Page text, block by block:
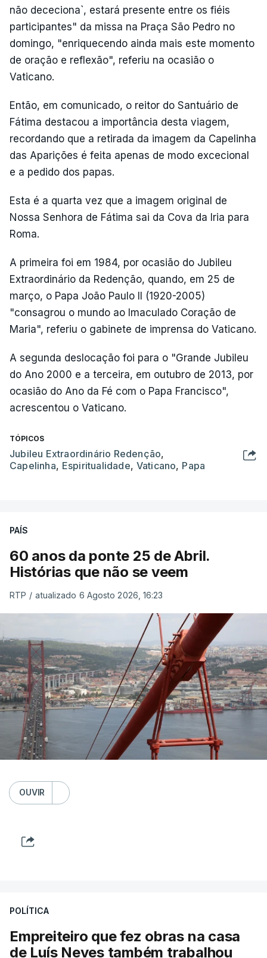
não dececiona`, estará presente entre os fiéis
participantes" da missa na Praça São Pedro no
domingo, "enriquecendo ainda mais este momento
de oração e reflexão", referiu na ocasião o
Vaticano.
Então, em comunicado, o reitor do Santuário de
Fátima destacou a importância desta viagem,
recordando que a retirada da imagem da Capelinha
das Aparições é feita apenas de modo excecional
e a pedido dos papas.
Esta é a quarta vez que a imagem original de
Nossa Senhora de Fátima sai da Cova da Iria para
Roma.
A primeira foi em 1984, por ocasião do Jubileu
Extraordinário da Redenção, quando, em 25 de
março, o Papa João Paulo II (1920-2005)
"consagrou o mundo ao Imaculado Coração de
Maria", referiu o gabinete de imprensa do Vaticano.
A segunda deslocação foi para o "Grande Jubileu
do Ano 2000 e a terceira, em outubro de 2013, por
ocasião do Ano da Fé com o Papa Francisco",
acrescentou o Vaticano.
TÓPICOS
Jubileu Extraordinário Redenção,
Capelinha, Espiritualidade, Vaticano, Papa
PAÍS
60 anos da ponte 25 de Abril.
Histórias que não se veem
RTP / atualizado 6 Agosto 2026, 16:23
OUVIR
POLÍTICA
Empreiteiro que fez obras na casa
de Luís Neves também trabalhou